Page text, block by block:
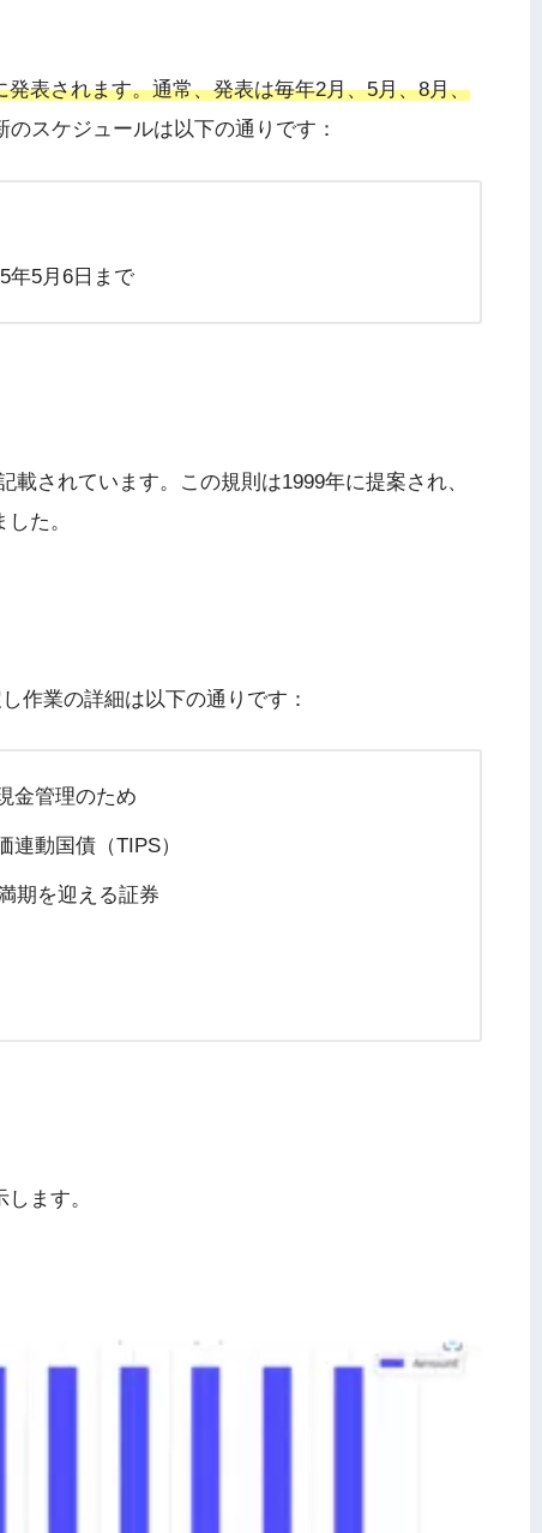
表されます。通常、発表は毎年2月、5月、8月、
のスケジュールは以下の通りです：
年5月6日まで
されています。この規則は1999年に提案され、
た。
作業の詳細は以下の通りです：
金管理のため
動国債（TIPS）
期を迎える証券
ます。